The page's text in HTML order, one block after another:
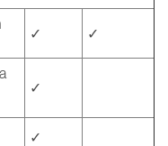
✓ ✓
✓
✓